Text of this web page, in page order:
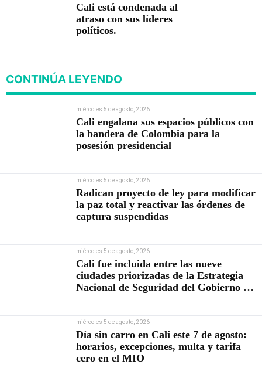
Cali está condenada al
atraso con sus líderes
políticos.
CONTINÚA LEYENDO
miércoles 5 de agosto, 2026
Cali engalana sus espacios públicos con
la bandera de Colombia para la
posesión presidencial
miércoles 5 de agosto, 2026
Radican proyecto de ley para modificar
la paz total y reactivar las órdenes de
captura suspendidas
miércoles 5 de agosto, 2026
Cali fue incluida entre las nueve
ciudades priorizadas de la Estrategia
Nacional de Seguridad del Gobierno de
miércoles 5 de agosto, 2026
Día sin carro en Cali este 7 de agosto:
horarios, excepciones, multa y tarifa
cero en el MIO